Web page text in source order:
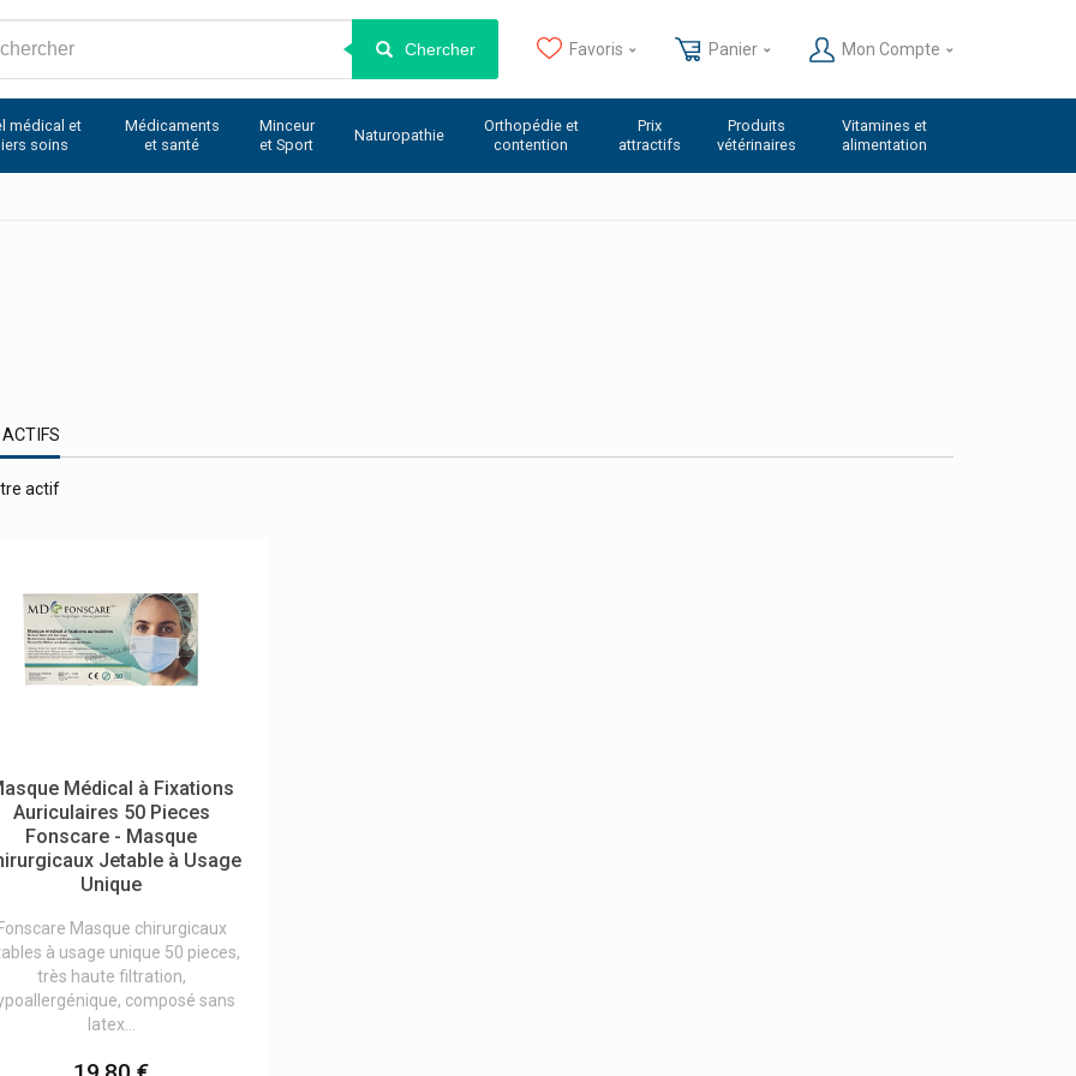
Chercher Favoris Panier Mon Compte
médical et
soins
Médicaments
et santé
Minceur
et Sport
Naturopathie
Orthopédie et
contention
Prix
attractifs
Produits
vétérinaires
Vitamines et
alimentation
ACTIFS
actif
Médical à Fixations
Auriculaires 50 Pieces
Fonscare - Masque
Jetable à Usage
Unique
Fonscare Masque chirurgicaux
à usage unique 50 pieces,
très haute filtration,
composé sans
latex...